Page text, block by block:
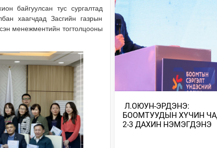
байгуулсан тус сургалтад
хаагчдад Засгийн газрын
менежментийн тогтолцооны
БАТБААТАРЫН ХУЛАН ЖЮҮ
ДЭЛХИЙН АВАРГА БОЛЖ, ТҮҮХ
БҮТЭЭЛЭЭ
Өчигдөр
ТӨСВИЙН БАЙНГЫН ХОРОО 67
АСУУДАЛ ХЭЛЭЛЦЭЖ,
ТӨСВИЙН ТАЛААРХ …
Өчигдөр
МОНГОЛБАНК КОЙН ИНВЕСТ
​ Л.ОЮУН-ЭРДЭНЭ:
БООМТУУДЫН ХҮЧИН
2-3 ДАХИН НЭМЭГДЭНЭ